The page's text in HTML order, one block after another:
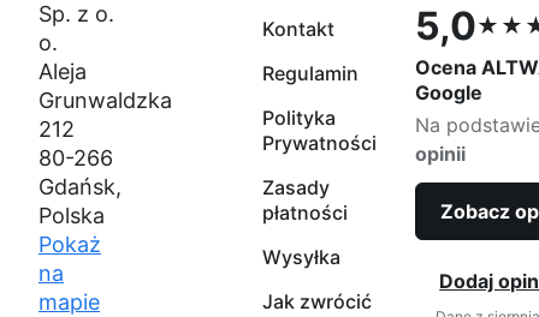
Sp. z o.
o.
Aleja
Grunwaldzka
212
80-266
Gdańsk,
Polska
Pokaż
na
mapie
Kontakt
Regulamin
Polityka
Prywatności
Zasady
płatności
Wysyłka
Jak zwrócić
5,0
Ocena 5,0
Ocena
Google
Na
opinii
Zobacz
Dodaj